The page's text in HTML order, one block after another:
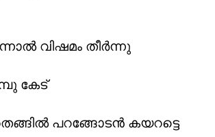
വിഷമം തീർന്നു
കേട്
പറങ്ങോടൻ കയറട്ടെ